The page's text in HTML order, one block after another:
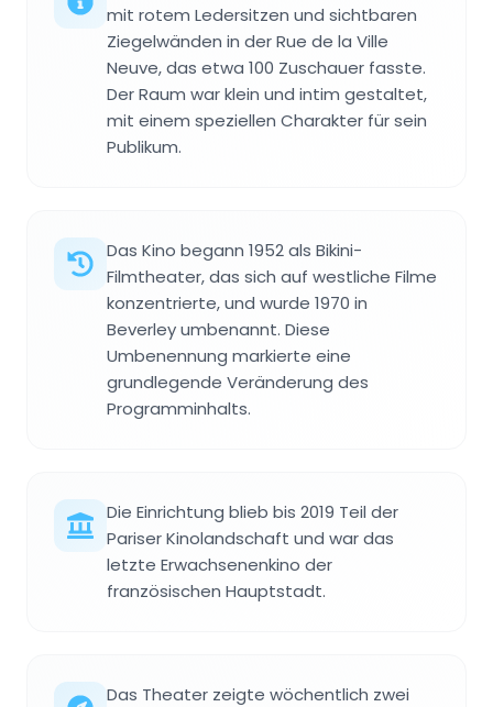
mit rotem Ledersitzen und sichtbaren
Ziegelwänden in der Rue de la Ville
Neuve, das etwa 100 Zuschauer fasste.
Der Raum war klein und intim gestaltet,
mit einem speziellen Charakter für sein
Publikum.
Das Kino begann 1952 als Bikini-
Filmtheater, das sich auf westliche Filme
konzentrierte, und wurde 1970 in
Beverley umbenannt. Diese
Umbenennung markierte eine
grundlegende Veränderung des
Programminhalts.
Die Einrichtung blieb bis 2019 Teil der
Pariser Kinolandschaft und war das
letzte Erwachsenenkino der
französischen Hauptstadt.
Das Theater zeigte wöchentlich zwei